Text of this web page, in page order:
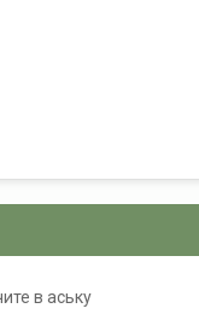
в аську